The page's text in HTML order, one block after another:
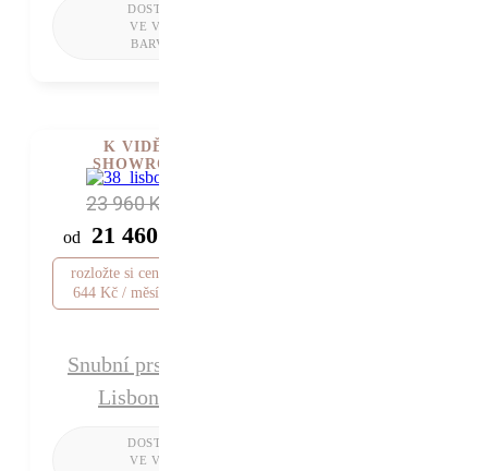
23 960 Kč
od 21 460 Kč
rozložte si cenu od
644 Kč / měsíc
Snubní prsten
Lisbon
K VIDĚNÍ V
SHOWROOMU